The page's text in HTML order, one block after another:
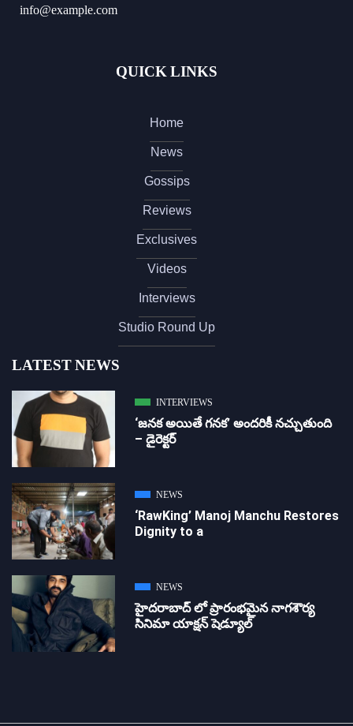
info@example.com
QUICK LINKS
Home
News
Gossips
Reviews
Exclusives
Videos
Interviews
Studio Round Up
LATEST NEWS
INTERVIEWS
‘జ‌న‌క అయితే గ‌న‌క‌’ అందరికీ నచ్చుతుంది
– డైరెక్ట‌ర్
NEWS
‘RawKing’ Manoj Manchu Restores
Dignity to a
NEWS
హైదరాబాద్ లో ప్రారంభమైన నాగశౌర్య
సినిమా యాక్షన్ షెడ్యూల్